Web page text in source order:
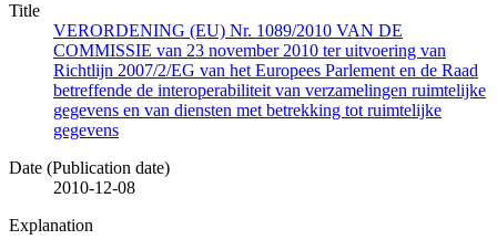
Title
VERORDENING (EU) Nr. 1089/2010 VAN DE
COMMISSIE van 23 november 2010 ter uitvoering van
Richtlijn 2007/2/EG van het Europees Parlement en de Raad
betreffende de interoperabiliteit van verzamelingen ruimtelijke
gegevens en van diensten met betrekking tot ruimtelijke
gegevens
Date (Publication date)
2010-12-08
Explanation